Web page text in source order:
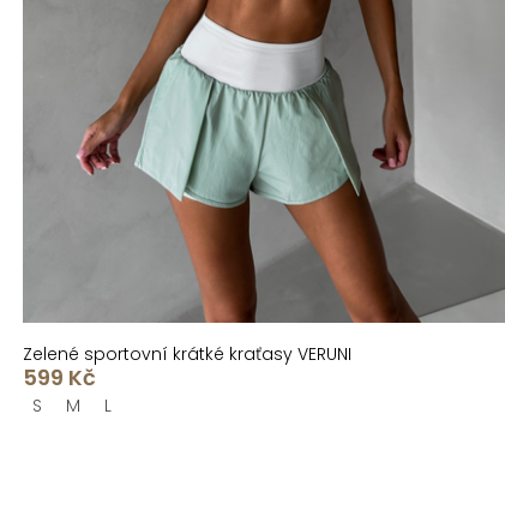
Zelené sportovní krátké kraťasy VERUNI
599 Kč
S M L